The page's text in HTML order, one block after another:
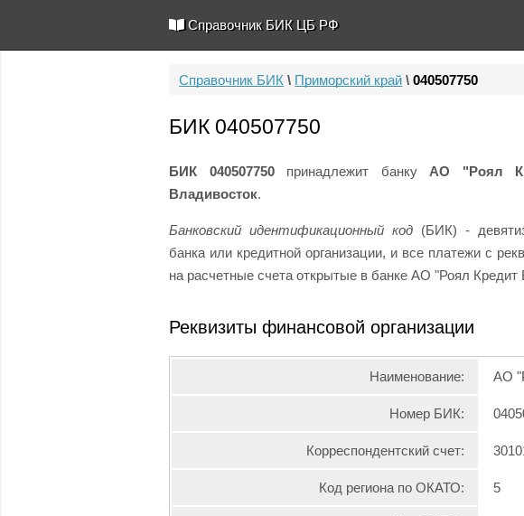
Справочник БИК ЦБ РФ
Справочник БИК \ Приморский край \ 040507750
БИК 040507750
БИК 040507750принадлежит банку АО "Роял
Владивосток.
Банковский идентификационный код (БИК) -
банка или кредитной организации, и все платежи с
на расчетные счета открытые в банке АО "Роял Кредит
Реквизиты финансовой организации
Наименование: АО
Номер БИК:
Корреспондентский счет:
Код региона по ОКАТО: 5